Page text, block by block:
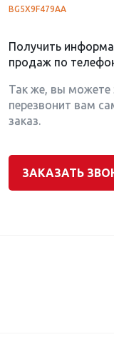
BG5X9F479AA
Получить
продаж по
Так же, вы можете
перезвонит вам
заказ.
ЗАКАЗАТЬ